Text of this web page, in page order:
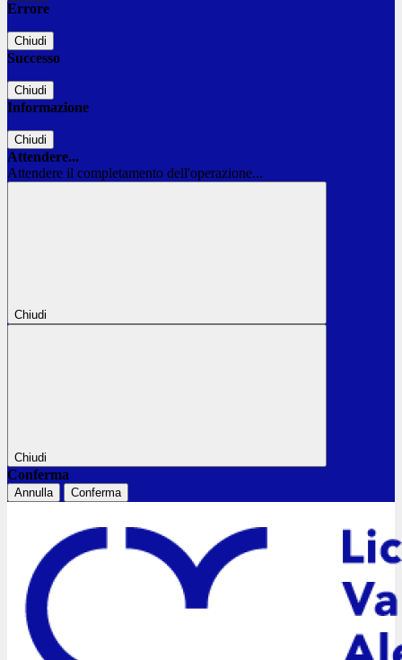
Errore
Chiudi
Successo
Chiudi
Informazione
Chiudi
Attendere...
Attendere il completamento dell'operazione...
Chiudi
Chiudi
Conferma
Annulla Conferma